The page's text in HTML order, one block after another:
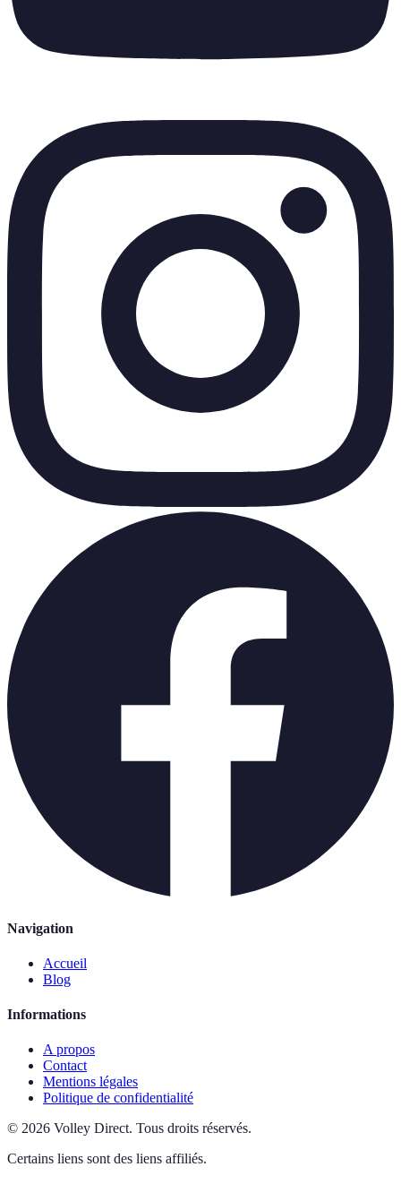
Navigation
Accueil
Blog
Informations
A propos
Contact
Mentions légales
Politique de confidentialité
© 2026 Volley Direct. Tous droits réservés.
Certains liens sont des liens affiliés.